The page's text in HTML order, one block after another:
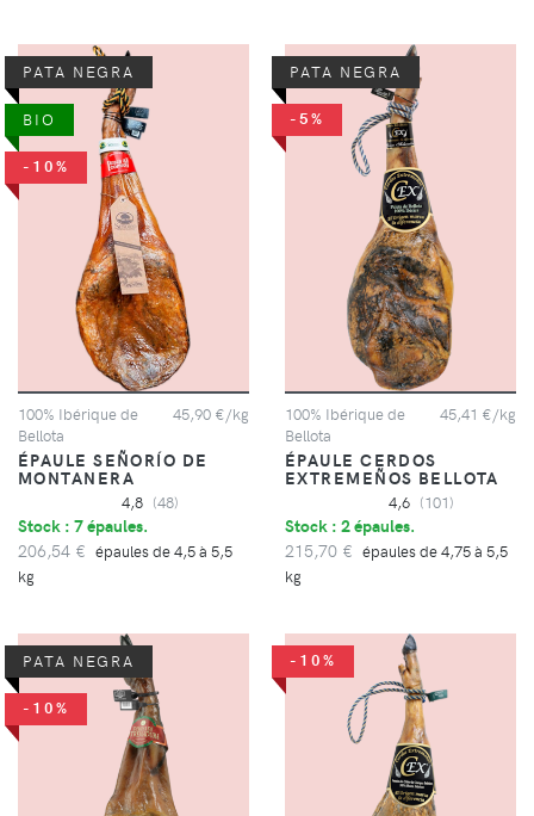
PATA NEGRA
BIO
-10%
100% Ibérique de
Bellota
45,90 €/kg
ÉPAULE SEÑORÍO DE
MONTANERA
4,8 (48)
Stock : 7 épaules.
206,54 € épaules de 4,5 à 5,5
kg
PATA NEGRA
-5%
100% Ibérique de
Bellota
45,41 €/kg
ÉPAULE CERDOS
EXTREMEÑOS BELLOTA
4,6 (101)
Stock : 2 épaules.
215,70 € épaules de 4,75 à 5,5
kg
PATA NEGRA
-10%
-10%